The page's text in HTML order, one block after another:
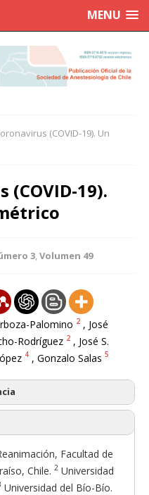
MENU
(COVID-19). Un
19).
3,Volumen 49
Palomino 2 , José
Rodríguez 2 , José S.
4 , Gonzalo Salas 5
Facultad de
Chile. 2 Universidad
Universidad del Bío-Bío.